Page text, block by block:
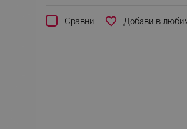
Сравни favorite_border